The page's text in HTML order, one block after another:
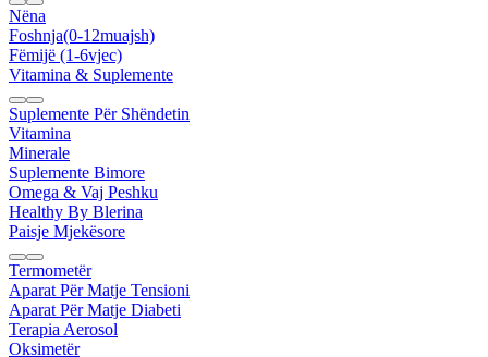
Nëna
Foshnja(0-12muajsh)
Fëmijë (1-6vjec)
Vitamina & Suplemente
Suplemente Për Shëndetin
Vitamina
Minerale
Suplemente Bimore
Omega & Vaj Peshku
Healthy By Blerina
Paisje Mjekësore
Termometër
Aparat Për Matje Tensioni
Aparat Për Matje Diabeti
Terapia Aerosol
Oksimetër